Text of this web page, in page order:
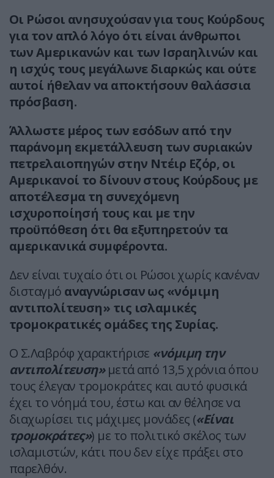
Οι Ρώσοι ανησυχούσαν για τους Κούρδους
για τον απλό λόγο ότι είναι άνθρωποι
των Αμερικανών και των Ισραηλινών και
η ισχύς τους μεγάλωνε διαρκώς και ούτε
αυτοί ήθελαν να αποκτήσουν θαλάσσια
πρόσβαση.
Άλλωστε μέρος των εσόδων από την
παράνομη εκμετάλλευση των συριακών
πετρελαιοπηγών στην Ντέιρ Εζόρ, οι
Αμερικανοί το δίνουν στους Κούρδους με
αποτέλεσμα τη συνεχόμενη
ισχυροποίησή τους και με την
προϋπόθεση ότι θα εξυπηρετούν τα
αμερικανικά συμφέροντα.
Δεν είναι τυχαίο ότι οι Ρώσοι χωρίς κανέναν
δισταγμό αναγνώρισαν ως «νόμιμη
αντιπολίτευση» τις ισλαμικές
τρομοκρατικές ομάδες της Συρίας.
Ο Σ.Λαβρόφ χαρακτήρισε «νόμιμη την
αντιπολίτευση» μετά από 13,5 χρόνια όπου
τους έλεγαν τρομοκράτες και αυτό φυσικά
έχει το νόημά του, έστω και αν θέλησε να
διαχωρίσει τις μάχιμες μονάδες («Είναι
τρομοκράτες») με το πολιτικό σκέλος των
ισλαμιστών, κάτι που δεν είχε πράξει στο
παρελθόν.